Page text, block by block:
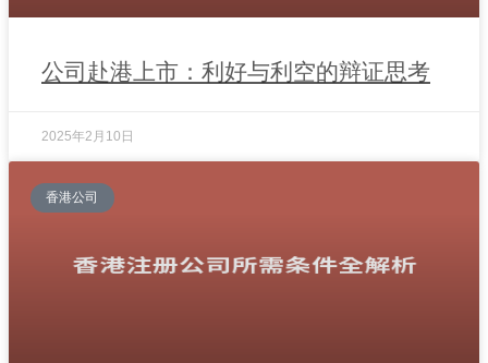
公司赴港上市：利好与利空的辩证思考
2025年2月10日
香港公司